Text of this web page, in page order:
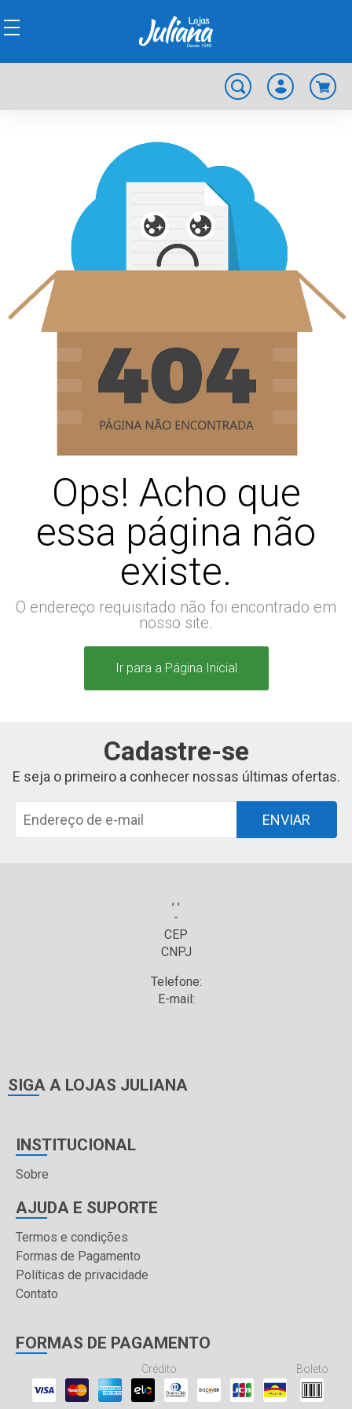
Ops! Acho que
essa página não
existe.
O endereço requisitado não foi encontrado em
nosso site.
Ir para a Página Inicial
Cadastre-se
E seja o primeiro a conhecer nossas últimas ofertas.
ENVIAR
, ,
-
CEP
CNPJ
Telefone:
E-mail:
SIGA A LOJAS JULIANA
INSTITUCIONAL
Sobre
AJUDA E SUPORTE
Termos e condições
Formas de Pagamento
Políticas de privacidade
Contato
FORMAS DE PAGAMENTO
Crédito Boleto